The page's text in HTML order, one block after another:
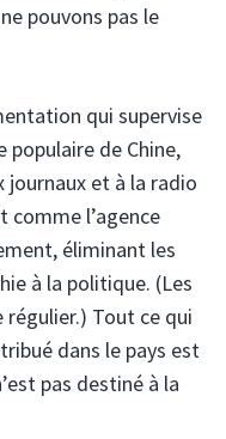
pouvons pas le
qui supervise
populaire de Chine,
journaux et à la radio
comme l’agence
éliminant les
à la politique. (Les
Tout ce qui
dans le pays est
pas destiné à la